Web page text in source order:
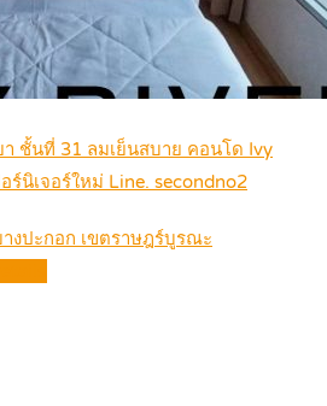
า ชั้นที่ 31 ลมเย็นสบาย คอนโด Ivy
ร์นิเจอร์ใหม่ Line. secondno2
งปะกอก เขตราษฎร์บูรณะ